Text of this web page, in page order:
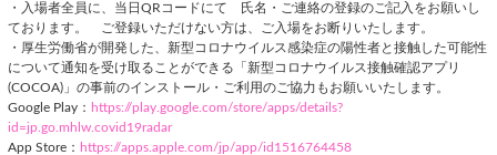
・入場者全員に、当日QRコードにて 氏名・ご連絡の登録のご記入をお願いし
ております。 ご登録いただけない方は、ご入場をお断りいたします。
・厚生労働省が開発した、新型コロナウイルス感染症の陽性者と接触した可能性
について通知を受け取ることができる「新型コロナウイルス接触確認アプリ
(COCOA)」の事前のインストール・ご利用のご協力もお願いいたします。
Google Play： https://play.google.com/store/apps/details?
id=jp.go.mhlw.covid19radar
App Store： https://apps.apple.com/jp/app/id1516764458